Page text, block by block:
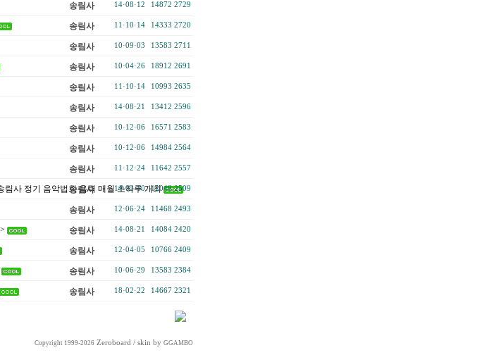
송림사 14·08·12 14872 2729
송림사 11·10·14 14333 2720
송림사 10·09·03 13583 2711
송림사 10·04·26 18912 2691
송림사 11·10·14 10993 2635
송림사 14·08·21 13412 2596
송림사 10·12·06 16571 2583
송림사 10·12·06 14984 2564
송림사 11·12·24 11642 2557
사 정기 음악법회 음력 매월 초하루 개최
송림사 14·02·10 12048 2509
송림사 12·06·24 11468 2493
송림사 14·08·21 14084 2420
송림사 12·04·05 10766 2409
송림사 10·06·29 13583 2384
송림사 18·02·22 14667 2321
Copyright 1999-2026 Zeroboard / skin by GGAMBO